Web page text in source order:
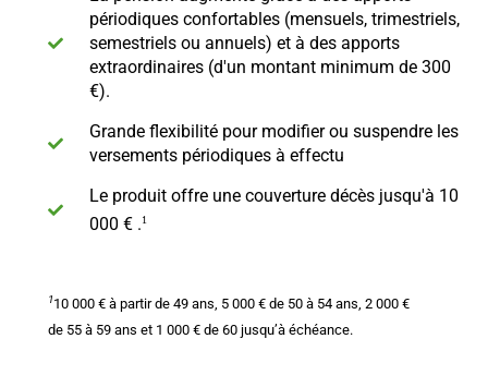
périodiques confortables (mensuels, trimestriels,
semestriels ou annuels) et à des apports
extraordinaires (d'un montant minimum de 300
€).
Grande flexibilité pour modifier ou suspendre les
versements périodiques à effectu
Le produit offre une couverture décès jusqu'à 10
000 € .1
110 000 € à partir de 49 ans, 5 000 € de 50 à 54 ans, 2 000 €
de 55 à 59 ans et 1 000 € de 60 jusqu’à échéance.